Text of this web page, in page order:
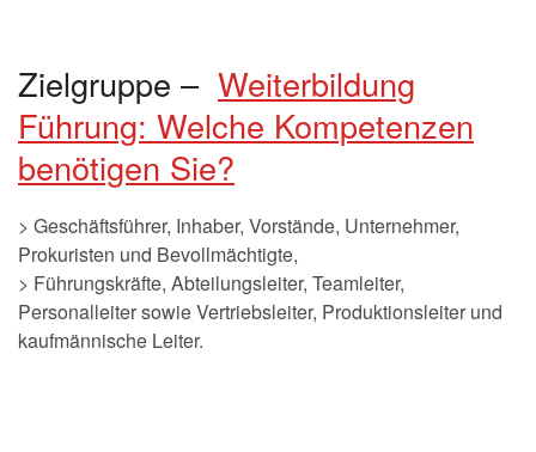
Zielgruppe – Weiterbildung
Führung: Welche Kompetenzen
benötigen Sie?
> Geschäftsführer, Inhaber, Vorstände, Unternehmer,
Prokuristen und Bevollmächtigte,
> Führungskräfte, Abteilungsleiter, Teamleiter,
Personalleiter sowie Vertriebsleiter, Produktionsleiter und
kaufmännische Leiter.